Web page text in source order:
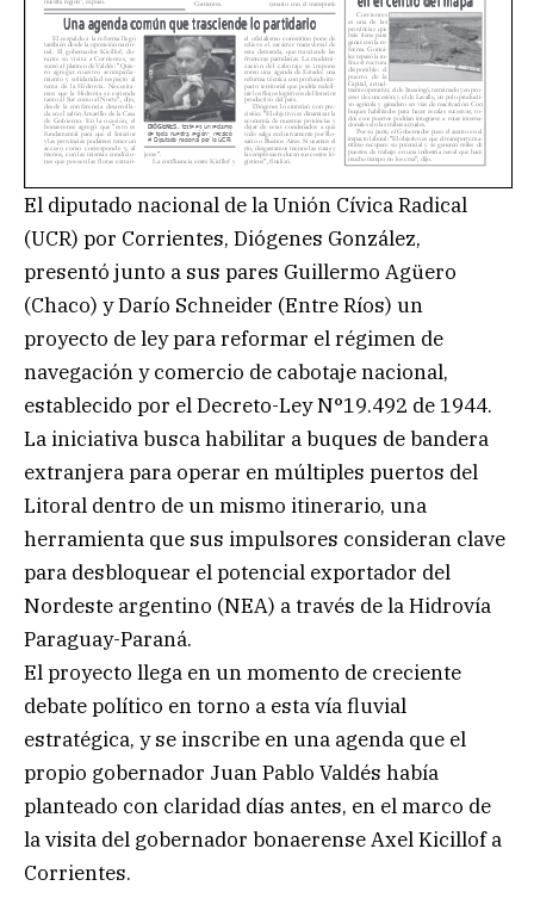
El diputado nacional de la Unión Cívica Radical
(UCR) por Corrientes, Diógenes González,
presentó junto a sus pares Guillermo Agüero
(Chaco) y Darío Schneider (Entre Ríos) un
proyecto de ley para reformar el régimen de
navegación y comercio de cabotaje nacional,
establecido por el Decreto-Ley N°19.492 de 1944.
La iniciativa busca habilitar a buques de bandera
extranjera para operar en múltiples puertos del
Litoral dentro de un mismo itinerario, una
herramienta que sus impulsores consideran clave
para desbloquear el potencial exportador del
Nordeste argentino (NEA) a través de la Hidrovía
Paraguay-Paraná.
El proyecto llega en un momento de creciente
debate político en torno a esta vía fluvial
estratégica, y se inscribe en una agenda que el
propio gobernador Juan Pablo Valdés había
planteado con claridad días antes, en el marco de
la visita del gobernador bonaerense Axel Kicillof a
Corrientes.